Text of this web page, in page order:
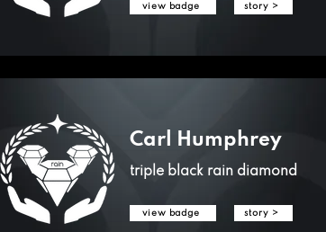
view badge story >
Carl Humphrey
triple black rain diamond
view badge story >